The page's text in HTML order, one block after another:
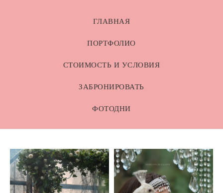
ГЛАВНАЯ
ПОРТФОЛИО
СТОИМОСТЬ И УСЛОВИЯ
ЗАБРОНИРОВАТЬ
ФОТОДНИ